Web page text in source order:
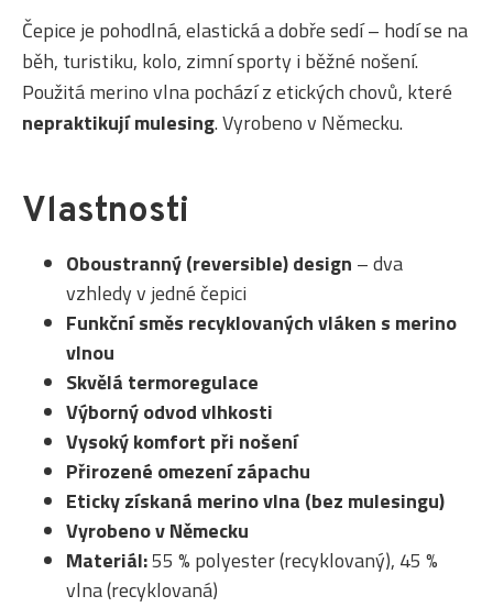
Čepice je pohodlná, elastická a dobře sedí – hodí se na
běh, turistiku, kolo, zimní sporty i běžné nošení.
Použitá merino vlna pochází z etických chovů, které
nepraktikují mulesing. Vyrobeno v Německu.
Vlastnosti
Oboustranný (reversible) design – dva
vzhledy v jedné čepici
Funkční směs recyklovaných vláken s merino
vlnou
Skvělá termoregulace
Výborný odvod vlhkosti
Vysoký komfort při nošení
Přirozené omezení zápachu
Eticky získaná merino vlna (bez mulesingu)
Vyrobeno v Německu
Materiál:55 % polyester (recyklovaný), 45 %
vlna (recyklovaná)